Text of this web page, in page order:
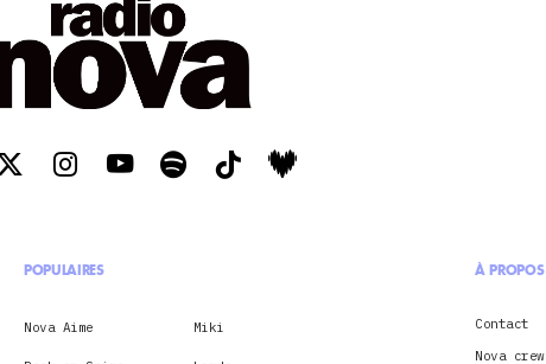
POPULAIRES
Nova Aime Miki
À PROPOS
Contact
Nova crew